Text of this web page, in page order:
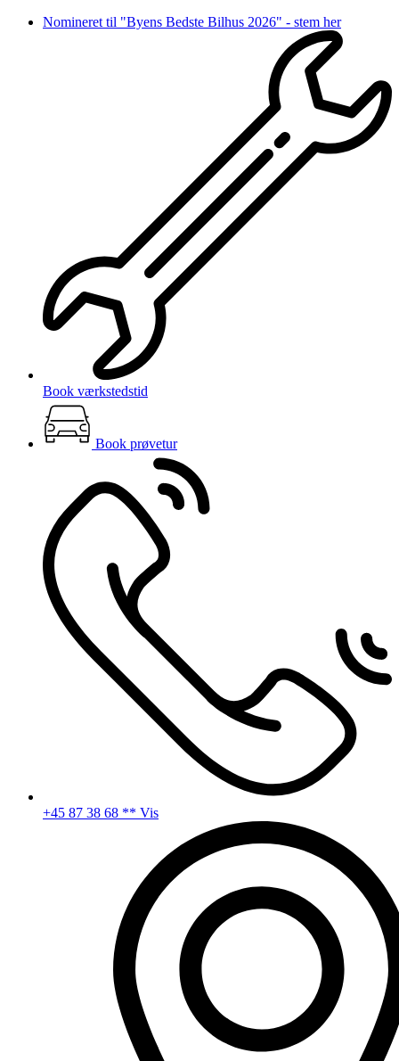
VidereNomineret til "Byens Bedste Bilhus 2026" - stem her
Book værkstedstid
Book prøvetur
+45 87 38 68 ** Vis